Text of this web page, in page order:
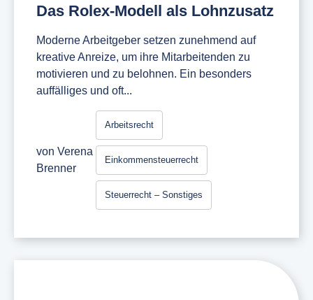
Das Rolex-Modell als Lohnzusatz
Moderne Arbeitgeber setzen zunehmend auf
kreative Anreize, um ihre Mitarbeitenden zu
motivieren und zu belohnen. Ein besonders
auffälliges und oft...
von Verena
Brenner
Arbeitsrecht
Einkommensteuerrecht
Steuerrecht – Sonstiges